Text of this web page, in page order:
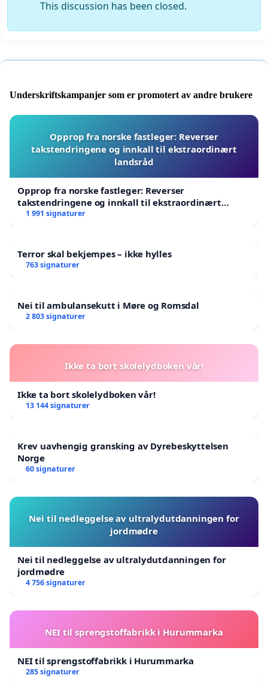
This discussion has been closed.
Underskriftskampanjer som er promotert av andre brukere
Opprop fra norske fastleger: Reverser
takstendringene og innkall til ekstraordinært
landsråd
Opprop fra norske fastleger: Reverser
takstendringene og innkall til ekstraordinært
landsråd
1 991 signaturer
Terror skal bekjempes – ikke hylles
763 signaturer
Nei til ambulansekutt i Møre og Romsdal
2 803 signaturer
Ikke ta bort skolelydboken vår!
Ikke ta bort skolelydboken vår!
13 144 signaturer
Krev uavhengig gransking av Dyrebeskyttelsen
Norge
60 signaturer
Nei til nedleggelse av ultralydutdanningen for
jordmødre
Nei til nedleggelse av ultralydutdanningen for
jordmødre
4 756 signaturer
NEI til sprengstoffabrikk i Hurummarka
NEI til sprengstoffabrikk i Hurummarka
285 signaturer